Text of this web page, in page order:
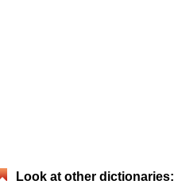
Look at other dictionaries: